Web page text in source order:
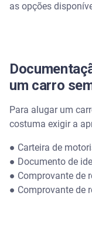
as opções
um carro
Para alugar um
costuma exigir a
● Carteira de
● Documento de
● Comprovante de
● Comprovante de